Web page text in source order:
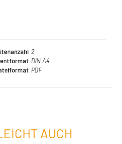
2
DIN A4
PDF
AUCH